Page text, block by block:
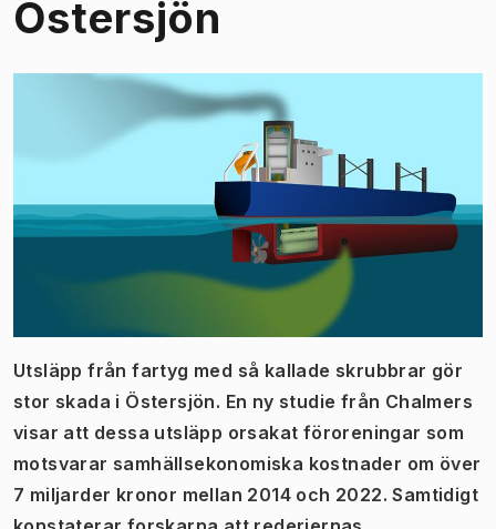
Östersjön
Utsläpp från fartyg med så kallade skrubbrar gör
stor skada i Östersjön. En ny studie från Chalmers
visar att dessa utsläpp orsakat föroreningar som
motsvarar samhällsekonomiska kostnader om över
7 miljarder kronor mellan 2014 och 2022. Samtidigt